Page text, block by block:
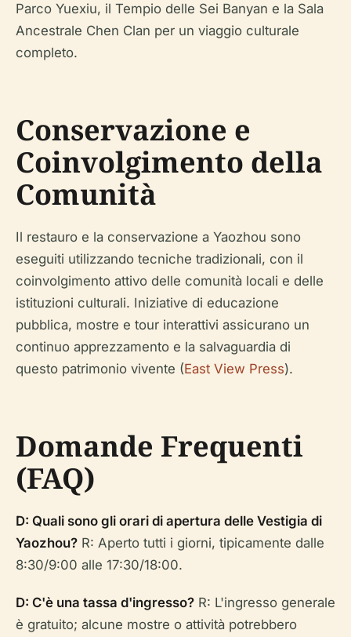
Parco Yuexiu, il Tempio delle Sei Banyan e la Sala
Ancestrale Chen Clan per un viaggio culturale
completo.
Conservazione e
Coinvolgimento della
Comunità
Il restauro e la conservazione a Yaozhou sono
eseguiti utilizzando tecniche tradizionali, con il
coinvolgimento attivo delle comunità locali e delle
istituzioni culturali. Iniziative di educazione
pubblica, mostre e tour interattivi assicurano un
continuo apprezzamento e la salvaguardia di
questo patrimonio vivente (East View Press).
Domande Frequenti
(FAQ)
D: Quali sono gli orari di apertura delle Vestigia di
Yaozhou? R: Aperto tutti i giorni, tipicamente dalle
8:30/9:00 alle 17:30/18:00.
D: C'è una tassa d'ingresso? R: L'ingresso generale
è gratuito; alcune mostre o attività potrebbero